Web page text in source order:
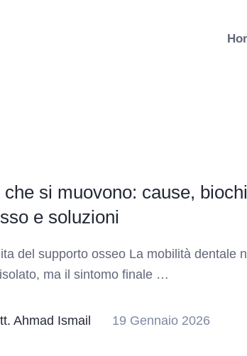
che si muovono: cause,
e soluzioni
del supporto osseo La mobilità dentale
ma il sintomo finale …
Ahmad Ismail 19 Gennaio 2026